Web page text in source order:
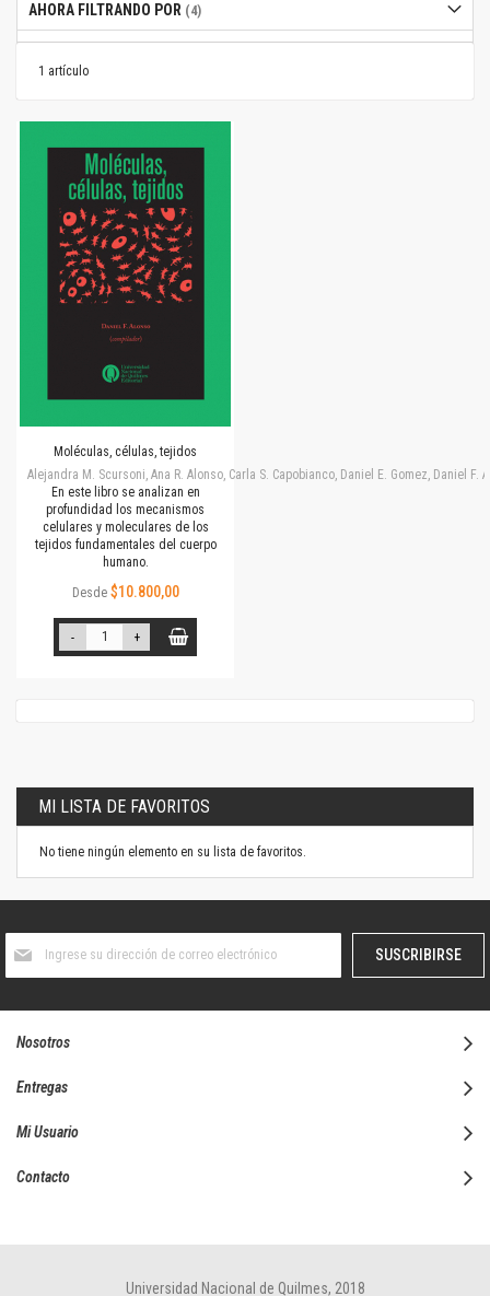
1 artículo
Moléculas, células, tejidos
Alejandra M. Scursoni, Ana R. Alonso, Carla S. Capobianco, Daniel E. Gomez, Daniel
En este libro se analizan en
profundidad los mecanismos
celulares y moleculares de los
tejidos fundamentales del cuerpo
humano.
Desde $10.800,00
- +
AHORA FILTRANDO POR
MI LISTA DE FAVORITOS
No tiene ningún elemento en su lista de favoritos.
boletín
SUSCRIBIRSE
Nosotros
Entregas
Mi Usuario
Contacto
Universidad Nacional de Quilmes, 2018